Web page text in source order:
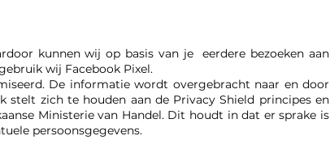
kunnen wij op basis van je eerdere bezoeken aan
wij Facebook Pixel.
De informatie wordt overgebracht naar en door
stelt zich te houden aan de Privacy Shield principes en
Ministerie van Handel. Dit houdt in dat er sprake is
persoonsgegevens.